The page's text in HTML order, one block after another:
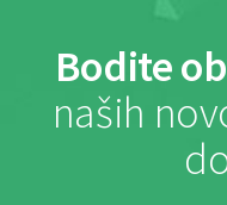
Bodite
naših